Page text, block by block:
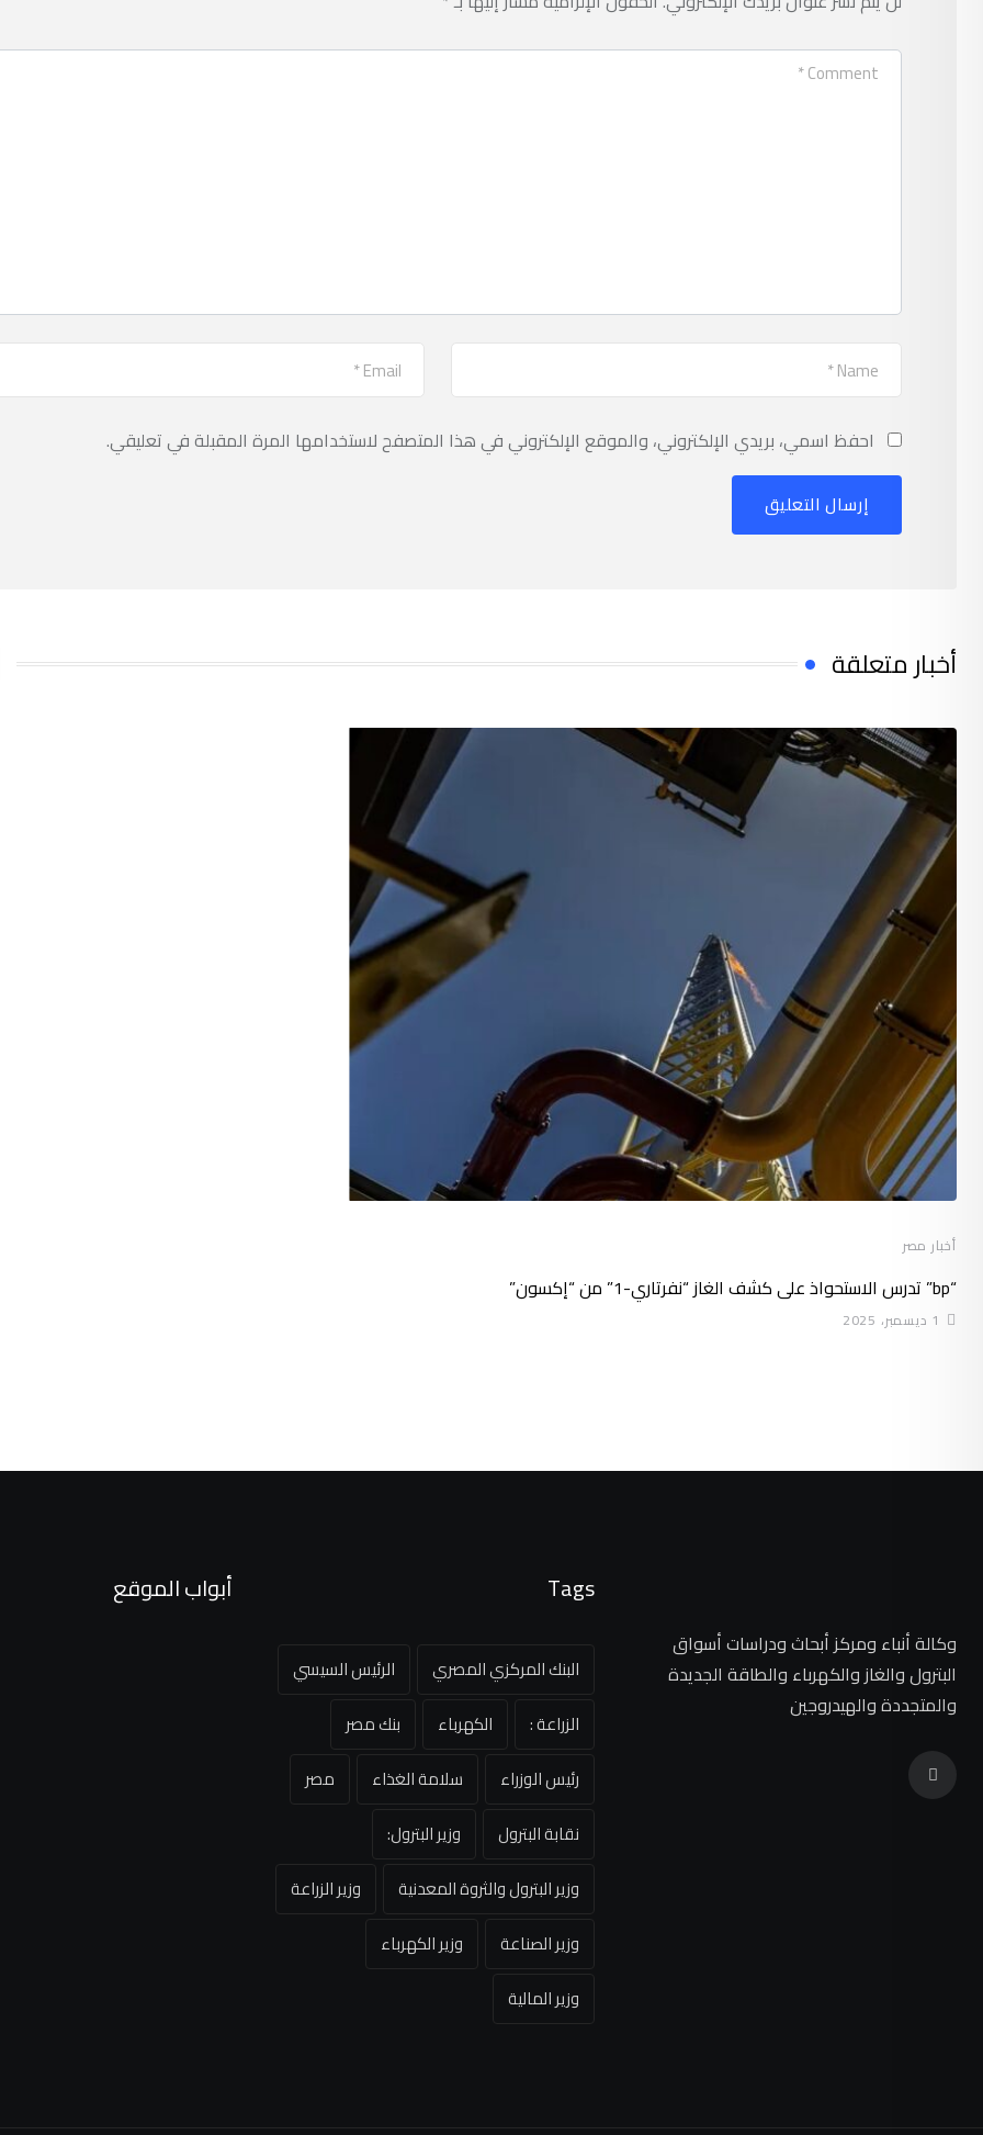
احفظ اسمي، بريدي الإلكتروني، والموقع الإلكتروني في هذا المتصفح لاستخدامها المرة المقبلة في تعليقي.
أخبار متعلقة
أخبار مصر
“bp” تدرس الاستحواذ على كشف الغاز “نفرتاري-1” من “إكسون”
1 ديسمبر، 2025
وكالة أنباء ومركز أبحاث ودراسات أسواق
البترول والغاز والكهرباء والطاقة الجديدة
والمتجددة والهيدروجين
Tags
البنك المركزي المصري
الرئيس السيسي
الزراعة :
الكهرباء
بنك مصر
رئيس الوزراء
سلامة الغذاء
مصر
نقابة البترول
وزير البترول:
وزير البترول والثروة المعدنية
وزير الزراعة
وزير الصناعة
وزير الكهرباء
وزير المالية
أبواب الموقع